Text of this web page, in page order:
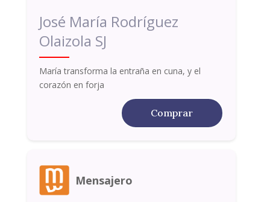
José María Rodríguez
Olaizola SJ
María transforma la entraña en cuna, y el
corazón en forja
Comprar
Mensajero